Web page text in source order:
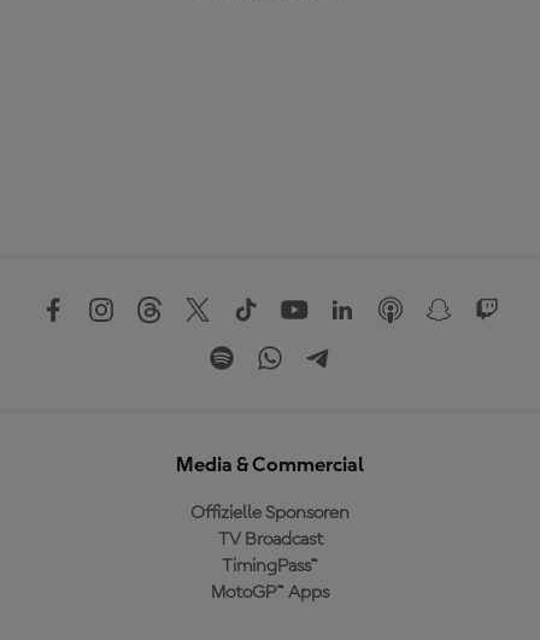
Media & Commercial
Offizielle Sponsoren
TV Broadcast
TimingPass™
MotoGP™ Apps